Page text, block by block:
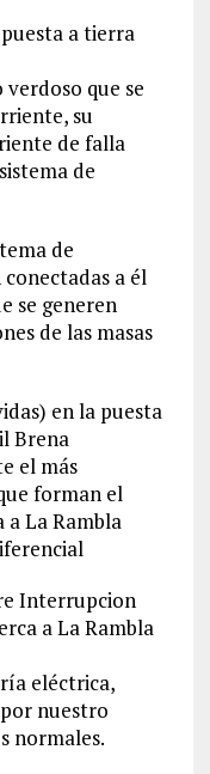
a tierra
que se
su
de falla
de
de
conectadas a él
se generen
de las masas
en la puesta
Brena
el más
forman el
a La Rambla
Interrupcion
a La Rambla
eléctrica,
nuestro
normales.